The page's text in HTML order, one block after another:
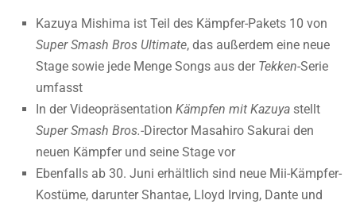
Kazuya Mishima ist Teil des Kämpfer-Pakets 10 von
Super Smash Bros Ultimate, das außerdem eine neue
Stage sowie jede Menge Songs aus der Tekken-Serie
umfasst
In der Videopräsentation Kämpfen mit Kazuya stellt
Super Smash Bros.-Director Masahiro Sakurai den
neuen Kämpfer und seine Stage vor
Ebenfalls ab 30. Juni erhältlich sind neue Mii-Kämpfer-
Kostüme, darunter Shantae, Lloyd Irving, Dante und